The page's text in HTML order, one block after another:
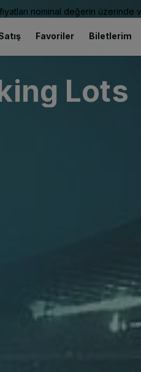
nominal değerin üzerinde
Favoriler Biletlerim
Lots